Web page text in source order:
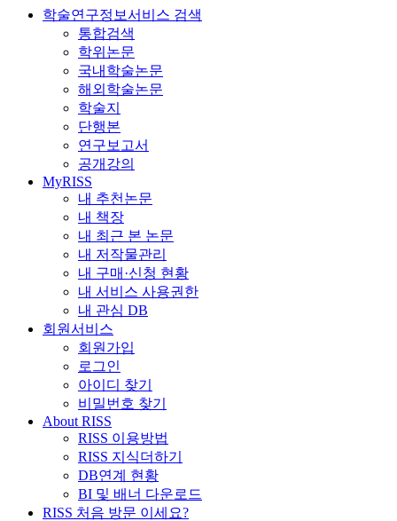
학술연구정보서비스 검색
통합검색
학위논문
국내학술논문
해외학술논문
학술지
단행본
연구보고서
공개강의
MyRISS
내 추천논문
내 책장
내 최근 본 논문
내 저작물관리
내 구매·신청 현황
내 서비스 사용권한
내 관심 DB
회원서비스
회원가입
로그인
아이디 찾기
비밀번호 찾기
About RISS
RISS 이용방법
RISS 지식더하기
DB연계 현황
BI 및 배너 다운로드
RISS 처음 방문 이세요?